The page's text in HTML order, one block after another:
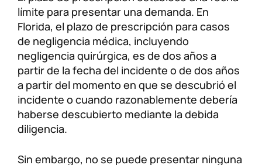
límite para presentar una demanda. En
Florida, el plazo de prescripción para casos
de negligencia médica, incluyendo
negligencia quirúrgica, es de dos años a
partir de la fecha del incidente o de dos años
a partir del momento en que se descubrió el
incidente o cuando razonablemente debería
haberse descubierto mediante la debida
diligencia.
Sin embargo, no se puede presentar ninguna